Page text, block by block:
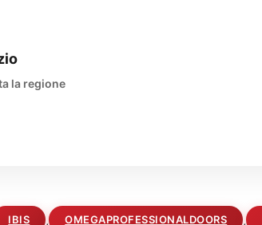
la regione
IBIS , OMEGAPROFESSIONALDOORS ,